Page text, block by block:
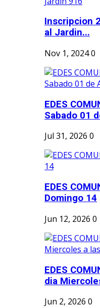
Inscripcion
al Jardin...
Nov 1, 20240
EDES
Sabado 01
Jul 31, 2026 0
EDES
Domingo 14
Jun 12, 2026 0
EDES
dia
Jun 2, 2026 0